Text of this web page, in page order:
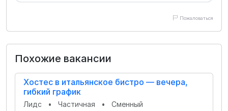
Пожаловаться
Похожие вакансии
Хостес в итальянское бистро — вечера,
гибкий график
Лидс • Частичная • Сменный